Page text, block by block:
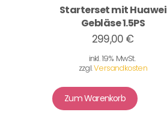
Starterset mit Huawei
Gebläse 1.5PS
299,00 €
inkl. 19% MwSt.
zzgl.Versandkosten
Zum Warenkorb